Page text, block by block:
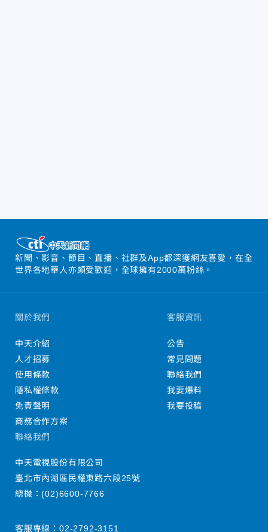
新聞、影音、節目、直播、社群及App都深獲網友喜愛，在全
世界各地華人亦頗受歡迎，全球擁有2000萬粉絲。
關於我們
中天介紹
人才招募
使用條款
隱私權條款
免責聲明
商務合作方案
客服資訊
公告
常見問題
聯絡我們
我要爆料
我要投稿
聯絡我們
中天電視股份有限公司
臺北市內湖區民權東路六段25號
總機：(02)6600-7766
客服專線： 02-2792-3151